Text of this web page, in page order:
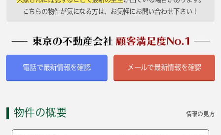
こちらの物件が気になる方は、お気軽にお問い合わせ下さい！
電話で最新情報を確認 メールで最新情報を確認
物件の概要 情報の見方